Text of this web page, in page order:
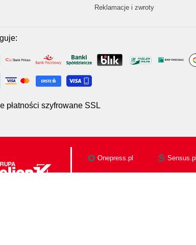
Reklamacje i zwroty
płatności szyfrowane SSL
Onepress.pl Sensus.pl